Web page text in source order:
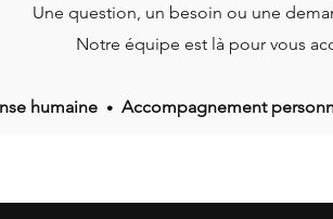
Une question, un besoin ou une
Notre équipe est là pour vous
humaine • Accompagnement